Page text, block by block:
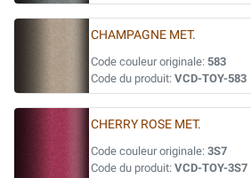
CHAMPAGNE MET.
Code couleur originale: 583
Code du produit: VCD-TOY-583
CHERRY ROSE MET.
Code couleur originale: 3S7
Code du produit: VCD-TOY-3S7